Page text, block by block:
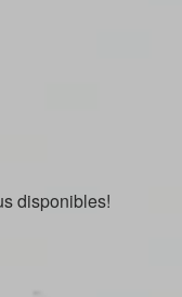
disponibles!